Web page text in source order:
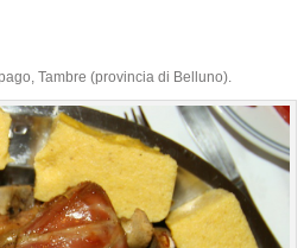
Tambre (provincia di Belluno).